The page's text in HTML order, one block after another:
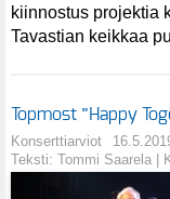
kiinnostus projektia
Tavastian keikkaa
Topmost ”Happy
Konserttiarviot
Teksti: Tommi Saarela |